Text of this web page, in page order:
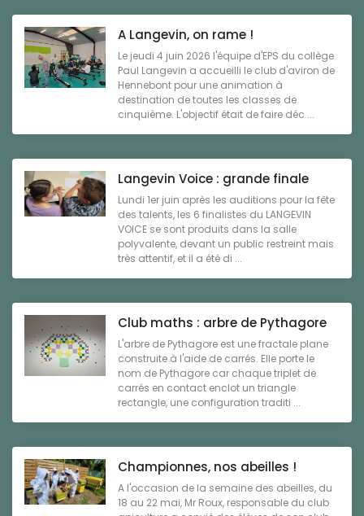
A Langevin, on rame !
Le jeudi 4 juin 2026 l'équipe d'EPS du collège
Paul Langevin a accueilli le club d'aviron de
Hennebont pour une animation à
destination de toutes les classes de
cinquième. L'objectif était de faire déc ...
Langevin Voice : grande finale
Lundi 1er juin après les auditions pour la fête
des talents, les 6 finalistes du LANGEVIN
VOICE se sont produits dans la salle
polyvalente, devant un public restreint mais
très attentif, et il a été di ...
Club maths : arbre de Pythagore
L'arbre de Pythagore est une fractale plane
construite à l'aide de carrés. Elle porte le
nom de Pythagore car chaque triplet de
carrés en contact enclot un triangle
rectangle, une configuration traditi ...
Championnes, nos abeilles !
A l'occasion de la semaine des abeilles, du
18 au 22 mai, Mr Roux, responsable du club